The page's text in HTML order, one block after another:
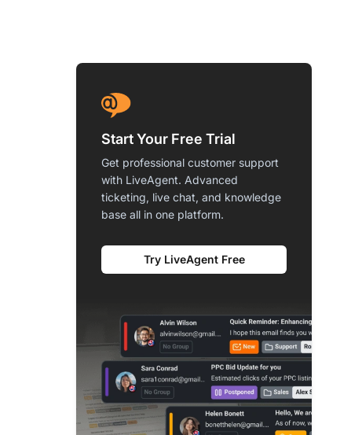
Start Your Free Trial
Get professional customer support
with LiveAgent. Advanced
ticketing, live chat, and knowledge
base all in one platform.
Try LiveAgent Free